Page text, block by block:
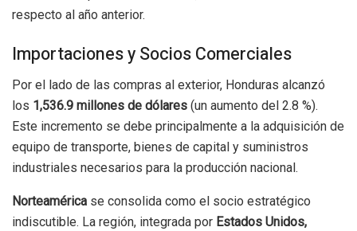
respecto al año anterior.
Importaciones y Socios Comerciales
Por el lado de las compras al exterior, Honduras alcanzó
los 1,536.9 millones de dólares (un aumento del 2.8 %).
Este incremento se debe principalmente a la adquisición de
equipo de transporte, bienes de capital y suministros
industriales necesarios para la producción nacional.
Norteamérica se consolida como el socio estratégico
indiscutible. La región, integrada por Estados Unidos,